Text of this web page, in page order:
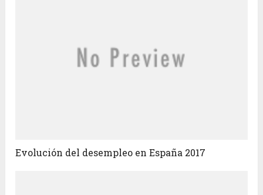
Evolución del desempleo en España 2017